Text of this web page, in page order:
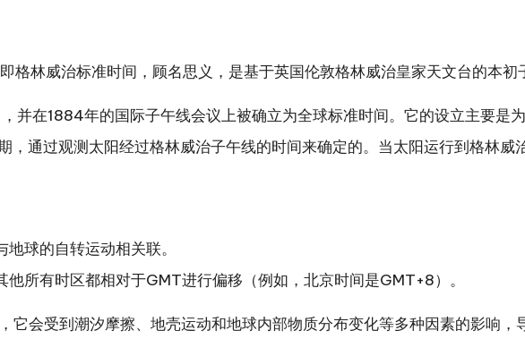
即格林威治标准时间，顾名思义，是基于英国伦敦格林威治皇家天文台的本初
并在1884年的国际子午线会议上被确立为全球标准时间。它的设立主要是
，通过观测太阳经过格林威治子午线的时间来确定的。当太阳运行到格林
地球的自转运动相关联。
他所有时区都相对于GMT进行偏移（例如，北京时间是GMT+8）。
它会受到潮汐摩擦、地壳运动和地球内部物质分布变化等多种因素的影响